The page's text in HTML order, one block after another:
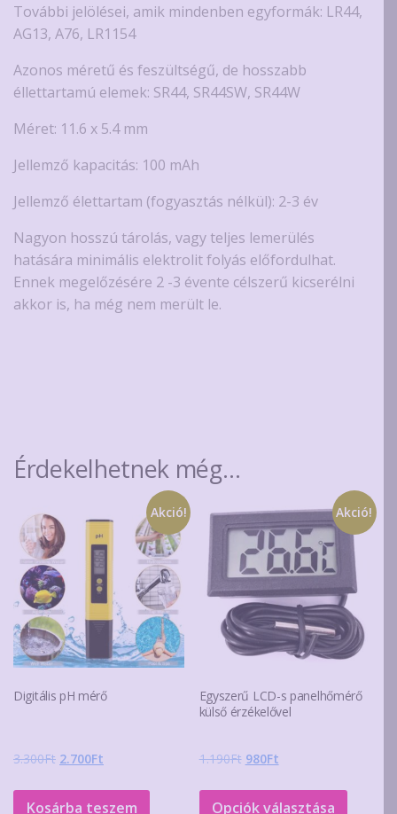
További jelölései, amik mindenben egyformák: LR44,
AG13, A76, LR1154
Azonos méretű és feszültségű, de hosszabb
éllettartamú elemek: SR44, SR44SW, SR44W
Méret: 11.6 x 5.4 mm
Jellemző kapacitás: 100 mAh
Jellemző élettartam (fogyasztás nélkül): 2-3 év
Nagyon hosszú tárolás, vagy teljes lemerülés
hatására minimális elektrolit folyás előfordulhat.
Ennek megelőzésére 2 -3 évente célszerű kicserélni
akkor is, ha még nem merült le.
Érdekelhetnek még…
Akció!
Digitális pH mérő
3.300Ft Original
was:
2.700Ft
is:
Kosárba teszem
Akció!
Egyszerű LCD-s panelhőmérő
külső érzékelővel
1.190Ft Original
was:
980FtCurrent
is:
Opciók választása
Ennek